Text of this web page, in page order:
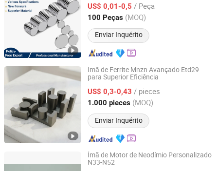
US$ 0,01-0,5 / Peça
100 Peças (MOQ)
Enviar Inquérito
Zhejiang, China Desde 2006
Imã de Ferrite Mnzn Avançado Etd29
para Superior Eficiência
US$ 0,3-0,43 / pieces
1.000 pieces (MOQ)
Enviar Inquérito
Hangzhou Careful Electronics Co., Ltd.
Zhejiang, China Desde 2025
Ímã de Motor de Neodímio Personalizado
N33-N52
Ningbo Ketai Magnetic Material Co., Ltd.